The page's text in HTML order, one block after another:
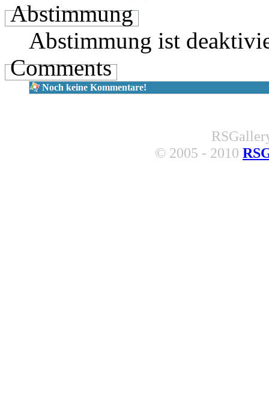
Abstimmung
Abstimmung ist
Comments
Noch keine Kommentare!
© 2005 - 2010